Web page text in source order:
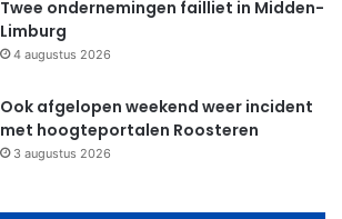
Twee ondernemingen failliet in Midden-
Limburg
4 augustus 2026
Ook afgelopen weekend weer incident
met hoogteportalen Roosteren
3 augustus 2026